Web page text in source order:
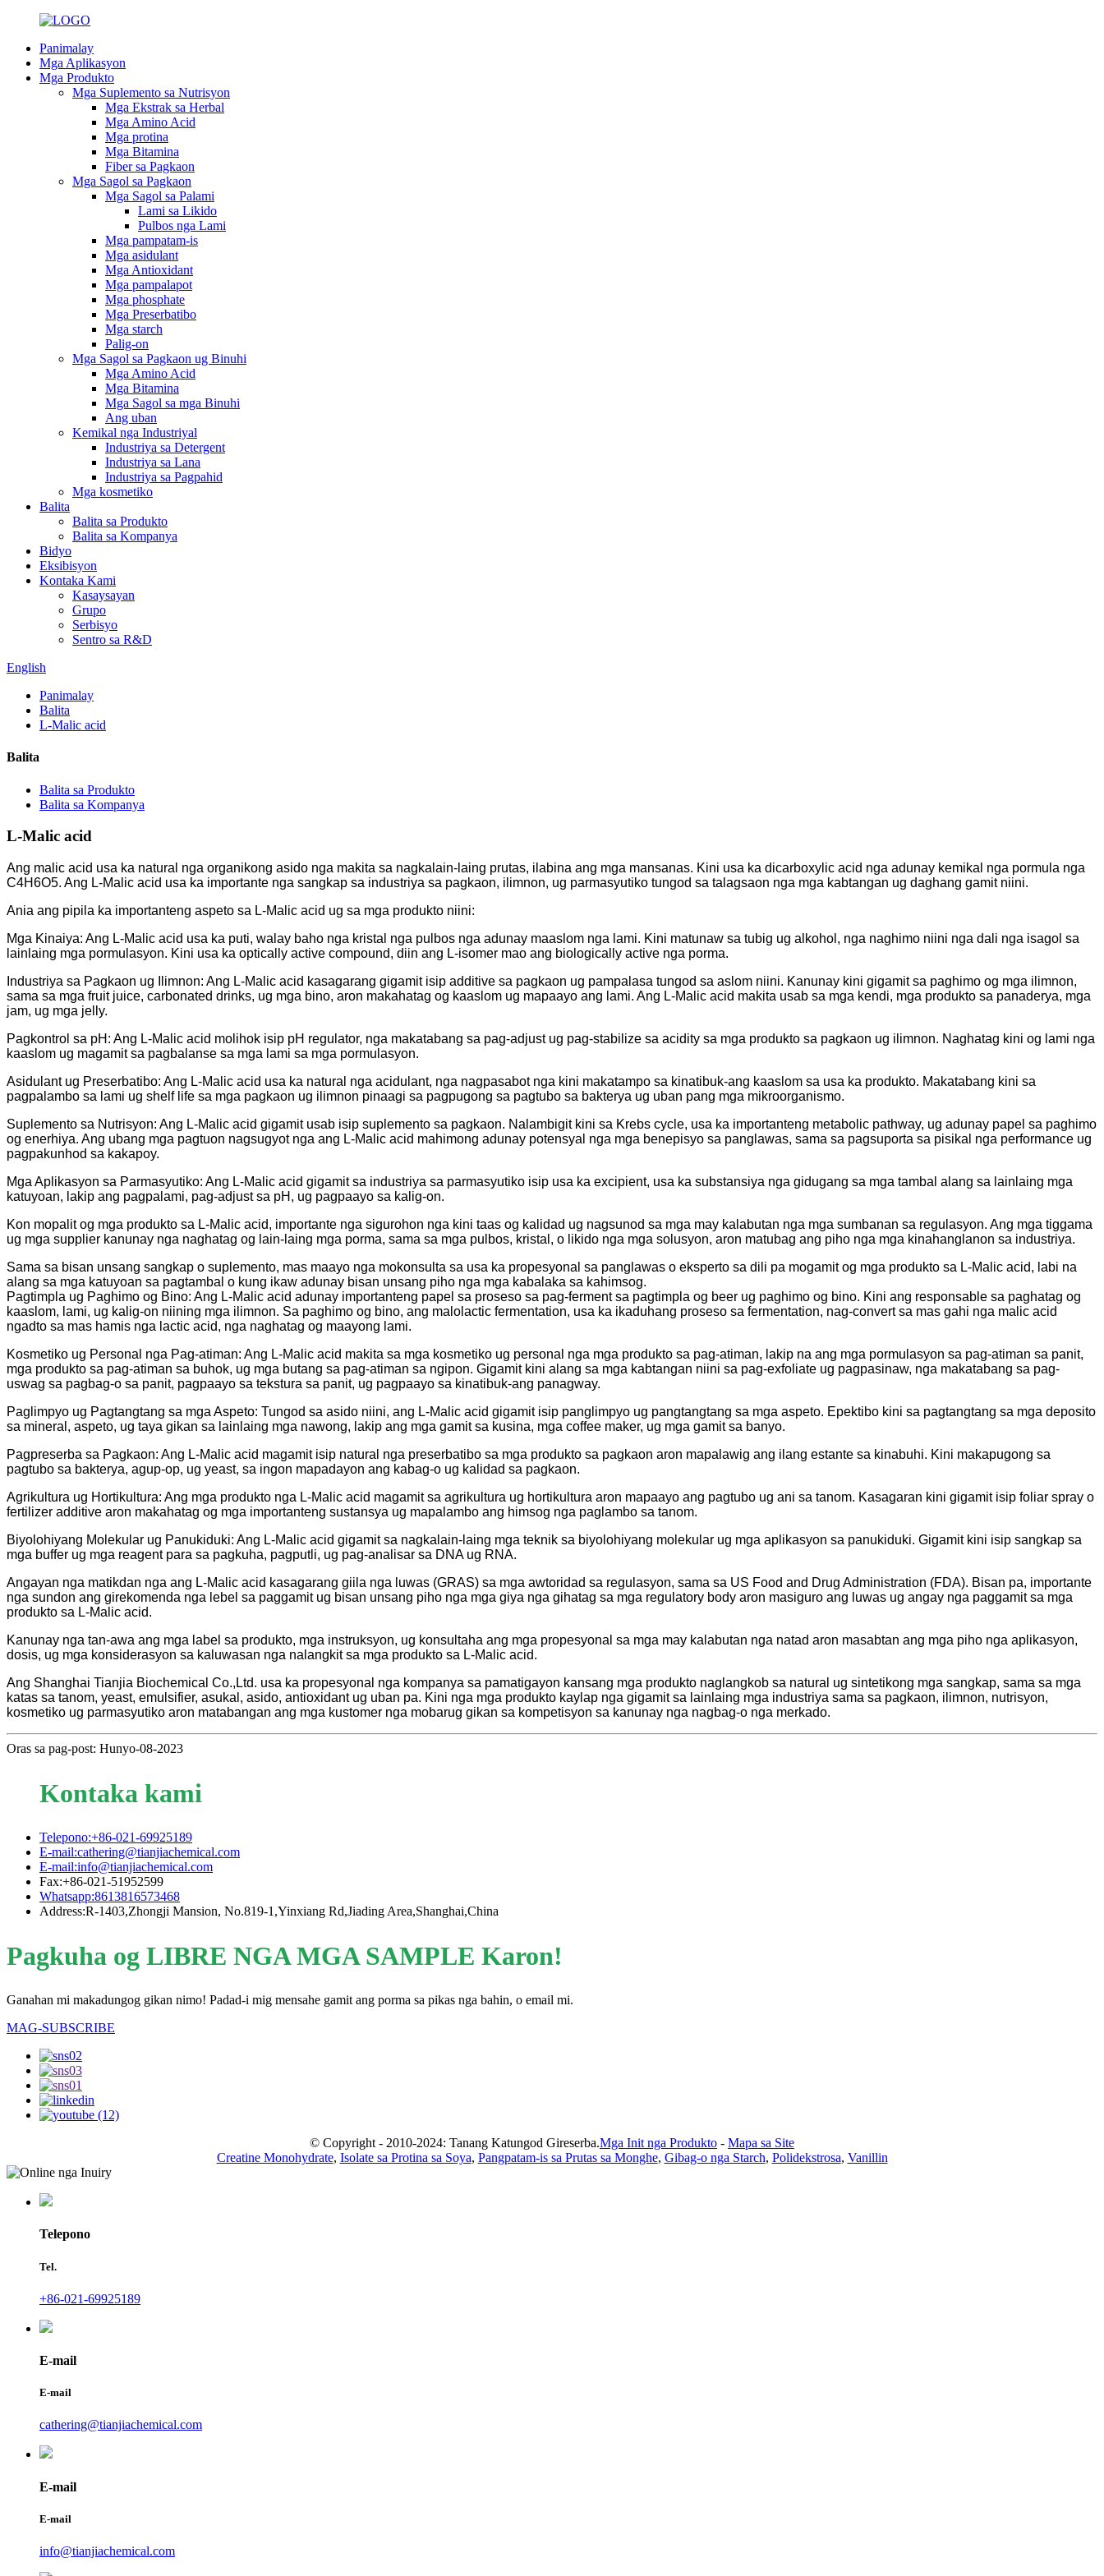
Panimalay
Mga Aplikasyon
Mga Produkto
Mga Suplemento sa Nutrisyon
Mga Ekstrak sa Herbal
Mga Amino Acid
Mga protina
Mga Bitamina
Fiber sa Pagkaon
Mga Sagol sa Pagkaon
Mga Sagol sa Palami
Lami sa Likido
Pulbos nga Lami
Mga pampatam-is
Mga asidulant
Mga Antioxidant
Mga pampalapot
Mga phosphate
Mga Preserbatibo
Mga starch
Palig-on
Mga Sagol sa Pagkaon ug Binuhi
Mga Amino Acid
Mga Bitamina
Mga Sagol sa mga Binuhi
Ang uban
Kemikal nga Industriyal
Industriya sa Detergent
Industriya sa Lana
Industriya sa Pagpahid
Mga kosmetiko
Balita
Balita sa Produkto
Balita sa Kompanya
Bidyo
Eksibisyon
Kontaka Kami
Kasaysayan
Grupo
Serbisyo
Sentro sa R&D
English
Panimalay
Balita
L-Malic acid
Balita
Balita sa Produkto
Balita sa Kompanya
L-Malic acid
Ang malic acid usa ka natural nga organikong asido nga makita sa nagkalain-laing prutas, ilabina ang mga mansanas. Kini usa ka dicarboxylic acid nga adunay kemikal nga pormula nga
C4H6O5. Ang L-Malic acid usa ka importante nga sangkap sa industriya sa pagkaon, ilimnon, ug parmasyutiko tungod sa talagsaon nga mga kabtangan ug daghang gamit niini.
Ania ang pipila ka importanteng aspeto sa L-Malic acid ug sa mga produkto niini:
Mga Kinaiya: Ang L-Malic acid usa ka puti, walay baho nga kristal nga pulbos nga adunay maaslom nga lami. Kini matunaw sa tubig ug alkohol, nga naghimo niini nga dali nga isagol sa
lainlaing mga pormulasyon. Kini usa ka optically active compound, diin ang L-isomer mao ang biologically active nga porma.
Industriya sa Pagkaon ug Ilimnon: Ang L-Malic acid kasagarang gigamit isip additive sa pagkaon ug pampalasa tungod sa aslom niini. Kanunay kini gigamit sa paghimo og mga ilimnon,
sama sa mga fruit juice, carbonated drinks, ug mga bino, aron makahatag og kaaslom ug mapaayo ang lami. Ang L-Malic acid makita usab sa mga kendi, mga produkto sa panaderya, mga
jam, ug mga jelly.
Pagkontrol sa pH: Ang L-Malic acid molihok isip pH regulator, nga makatabang sa pag-adjust ug pag-stabilize sa acidity sa mga produkto sa pagkaon ug ilimnon. Naghatag kini og lami nga
kaaslom ug magamit sa pagbalanse sa mga lami sa mga pormulasyon.
Asidulant ug Preserbatibo: Ang L-Malic acid usa ka natural nga acidulant, nga nagpasabot nga kini makatampo sa kinatibuk-ang kaaslom sa usa ka produkto. Makatabang kini sa
pagpalambo sa lami ug shelf life sa mga pagkaon ug ilimnon pinaagi sa pagpugong sa pagtubo sa bakterya ug uban pang mga mikroorganismo.
Suplemento sa Nutrisyon: Ang L-Malic acid gigamit usab isip suplemento sa pagkaon. Nalambigit kini sa Krebs cycle, usa ka importanteng metabolic pathway, ug adunay papel sa paghimo
og enerhiya. Ang ubang mga pagtuon nagsugyot nga ang L-Malic acid mahimong adunay potensyal nga mga benepisyo sa panglawas, sama sa pagsuporta sa pisikal nga performance ug
pagpakunhod sa kakapoy.
Mga Aplikasyon sa Parmasyutiko: Ang L-Malic acid gigamit sa industriya sa parmasyutiko isip usa ka excipient, usa ka substansiya nga gidugang sa mga tambal alang sa lainlaing mga
katuyoan, lakip ang pagpalami, pag-adjust sa pH, ug pagpaayo sa kalig-on.
Kon mopalit og mga produkto sa L-Malic acid, importante nga sigurohon nga kini taas og kalidad ug nagsunod sa mga may kalabutan nga mga sumbanan sa regulasyon. Ang mga tiggama
ug mga supplier kanunay nga naghatag og lain-laing mga porma, sama sa mga pulbos, kristal, o likido nga mga solusyon, aron matubag ang piho nga mga kinahanglanon sa industriya.
Sama sa bisan unsang sangkap o suplemento, mas maayo nga mokonsulta sa usa ka propesyonal sa panglawas o eksperto sa dili pa mogamit og mga produkto sa L-Malic acid, labi na
alang sa mga katuyoan sa pagtambal o kung ikaw adunay bisan unsang piho nga mga kabalaka sa kahimsog.
Pagtimpla ug Paghimo og Bino: Ang L-Malic acid adunay importanteng papel sa proseso sa pag-ferment sa pagtimpla og beer ug paghimo og bino. Kini ang responsable sa paghatag og
kaaslom, lami, ug kalig-on niining mga ilimnon. Sa paghimo og bino, ang malolactic fermentation, usa ka ikaduhang proseso sa fermentation, nag-convert sa mas gahi nga malic acid
ngadto sa mas hamis nga lactic acid, nga naghatag og maayong lami.
Kosmetiko ug Personal nga Pag-atiman: Ang L-Malic acid makita sa mga kosmetiko ug personal nga mga produkto sa pag-atiman, lakip na ang mga pormulasyon sa pag-atiman sa panit,
mga produkto sa pag-atiman sa buhok, ug mga butang sa pag-atiman sa ngipon. Gigamit kini alang sa mga kabtangan niini sa pag-exfoliate ug pagpasinaw, nga makatabang sa pag-
uswag sa pagbag-o sa panit, pagpaayo sa tekstura sa panit, ug pagpaayo sa kinatibuk-ang panagway.
Paglimpyo ug Pagtangtang sa mga Aspeto: Tungod sa asido niini, ang L-Malic acid gigamit isip panglimpyo ug pangtangtang sa mga aspeto. Epektibo kini sa pagtangtang sa mga deposito
sa mineral, aspeto, ug taya gikan sa lainlaing mga nawong, lakip ang mga gamit sa kusina, mga coffee maker, ug mga gamit sa banyo.
Pagpreserba sa Pagkaon: Ang L-Malic acid magamit isip natural nga preserbatibo sa mga produkto sa pagkaon aron mapalawig ang ilang estante sa kinabuhi. Kini makapugong sa
pagtubo sa bakterya, agup-op, ug yeast, sa ingon mapadayon ang kabag-o ug kalidad sa pagkaon.
Agrikultura ug Hortikultura: Ang mga produkto nga L-Malic acid magamit sa agrikultura ug hortikultura aron mapaayo ang pagtubo ug ani sa tanom. Kasagaran kini gigamit isip foliar spray o
fertilizer additive aron makahatag og mga importanteng sustansya ug mapalambo ang himsog nga paglambo sa tanom.
Biyolohiyang Molekular ug Panukiduki: Ang L-Malic acid gigamit sa nagkalain-laing mga teknik sa biyolohiyang molekular ug mga aplikasyon sa panukiduki. Gigamit kini isip sangkap sa
mga buffer ug mga reagent para sa pagkuha, pagputli, ug pag-analisar sa DNA ug RNA.
Angayan nga matikdan nga ang L-Malic acid kasagarang giila nga luwas (GRAS) sa mga awtoridad sa regulasyon, sama sa US Food and Drug Administration (FDA). Bisan pa, importante
nga sundon ang girekomenda nga lebel sa paggamit ug bisan unsang piho nga mga giya nga gihatag sa mga regulatory body aron masiguro ang luwas ug angay nga paggamit sa mga
produkto sa L-Malic acid.
Kanunay nga tan-awa ang mga label sa produkto, mga instruksyon, ug konsultaha ang mga propesyonal sa mga may kalabutan nga natad aron masabtan ang mga piho nga aplikasyon,
dosis, ug mga konsiderasyon sa kaluwasan nga nalangkit sa mga produkto sa L-Malic acid.
Ang Shanghai Tianjia Biochemical Co.,Ltd. usa ka propesyonal nga kompanya sa pamatigayon kansang mga produkto naglangkob sa natural ug sintetikong mga sangkap, sama sa mga
katas sa tanom, yeast, emulsifier, asukal, asido, antioxidant ug uban pa. Kini nga mga produkto kaylap nga gigamit sa lainlaing mga industriya sama sa pagkaon, ilimnon, nutrisyon,
kosmetiko ug parmasyutiko aron matabangan ang mga kustomer nga mobarug gikan sa kompetisyon sa kanunay nga nagbag-o nga merkado.
Oras sa pag-post: Hunyo-08-2023
Kontaka kami
Telepono:+86-021-69925189
E-mail:cathering@tianjiachemical.com
E-mail:info@tianjiachemical.com
Fax:+86-021-51952599
Whatsapp:8613816573468
Address:R-1403,Zhongji Mansion, No.819-1,Yinxiang Rd,Jiading Area,Shanghai,China
Pagkuha og LIBRE NGA MGA SAMPLE Karon!
Ganahan mi makadungog gikan nimo! Padad-i mig mensahe gamit ang porma sa pikas nga bahin, o email mi.
MAG-SUBSCRIBE
© Copyright - 2010-2024: Tanang Katungod Gireserba.Mga Init nga Produkto - Mapa sa Site
Creatine Monohydrate, Isolate sa Protina sa Soya, Pangpatam-is sa Prutas sa Monghe, Gibag-o nga Starch, Polidekstrosa, Vanillin
Telepono
Tel.
+86-021-69925189
E-mail
E-mail
cathering@tianjiachemical.com
E-mail
E-mail
info@tianjiachemical.com